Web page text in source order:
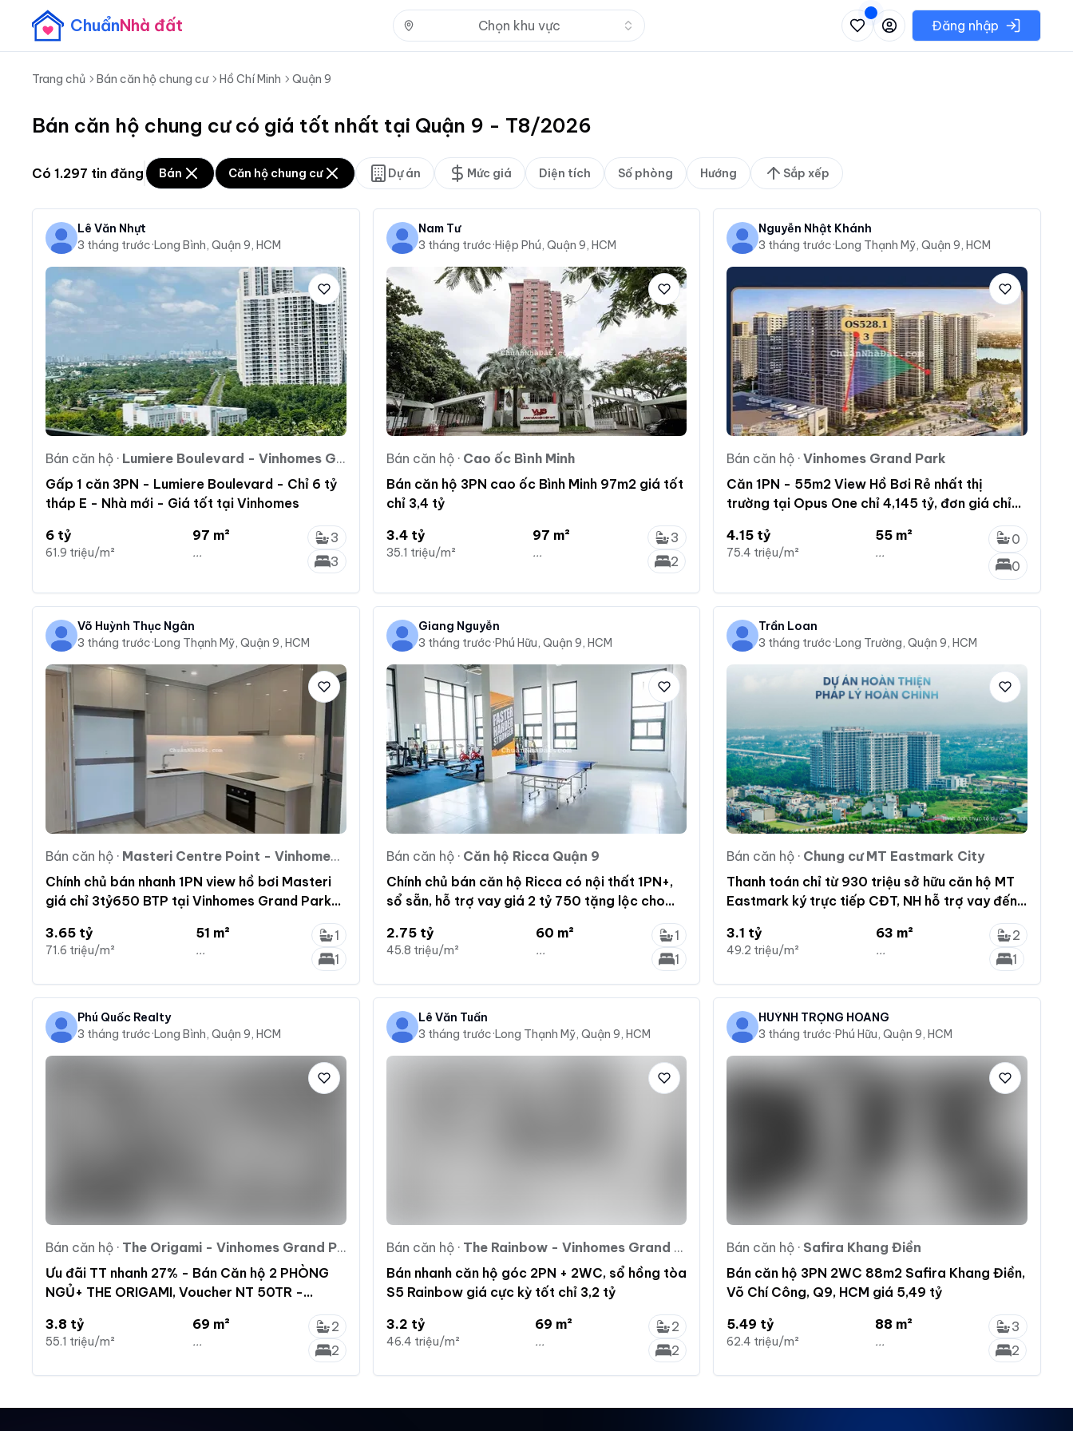
ChuẩnNhà đất Chọn khu vực Nhấn để mở danh sách các khu vực có thể chọnĐăng nhập
Trang chủ Bán căn hộ chung cư Hồ Chí Minh Quận 9
Bán căn hộ chung cư có giá tốt nhất tại Quận 9 - T8/2026
Có 1.297 tin đăng Bán Căn hộ chung cư Dự án Mức giá Diện tích Số phòng Hướng Sắp xếp
Lê Văn Nhựt
3 tháng trước·Long Bình, Quận 9, HCM
Bán căn hộ · Lumiere Boulevard - Vinhomes Grand Park
Gấp 1 căn 3PN - Lumiere Boulevard - Chỉ 6 tỷ
tháp E - Nhà mới - Giá tốt tại Vinhomes
6 tỷ
61.9 triệu/m²
97 m²
...
3
3
Nam Tư
3 tháng trước·Hiệp Phú, Quận 9, HCM
Bán căn hộ· Cao ốc Bình Minh
Bán căn hộ 3PN cao ốc Bình Minh 97m2 giá tốt
chỉ 3,4 tỷ
3.4 tỷ
35.1 triệu/m²
97 m²
...
3
2
Nguyễn Nhật Khánh
3 tháng trước·Long Thạnh Mỹ, Quận 9, HCM
Bán căn hộ ·Vinhomes Grand Park
Căn 1PN - 55m2 View Hồ Bơi Rẻ nhất thị
trường tại Opus One chỉ 4,145 tỷ, đơn giá chỉ
4.15 tỷ
75.4 triệu/m²
55 m²
...
0
0
Võ Huỳnh Thục Ngân
3 tháng trước·Long Thạnh Mỹ, Quận 9, HCM
Bán căn hộ · Masteri Centre Point - Vinhomes Grand Park
Chính chủ bán nhanh 1PN view hồ bơi Masteri
giá chỉ 3tỷ650 BTP tại Vinhomes Grand Park
3.65 tỷ
71.6 triệu/m²
51 m²
...
1
1
Giang Nguyễn
3 tháng trước·Phú Hữu, Quận 9, HCM
Bán căn hộ· Căn hộ Ricca Quận 9
Chính chủ bán căn hộ Ricca có nội thất 1PN+,
sổ sẵn, hỗ trợ vay giá 2 tỷ 750 tặng lộc cho
2.75 tỷ
45.8 triệu/m²
60 m²
...
1
1
Trần Loan
3 tháng trước·Long Trường, Quận 9, HCM
Bán căn hộ · Chung cư MT Eastmark City
Thanh toán chỉ từ 930 triệu sở hữu căn hộ MT
Eastmark ký trực tiếp CĐT, NH hỗ trợ vay đến
3.1 tỷ
49.2 triệu/m²
63 m²
...
2
1
Phú Quốc Realty
3 tháng trước·Long Bình, Quận 9, HCM
Bán căn hộ · The Origami - Vinhomes Grand Park
Ưu đãi TT nhanh 27% - Bán Căn hộ 2 PHÒNG
NGỦ+ THE ORIGAMI, Voucher NT 50TR -
3.8 tỷ
55.1 triệu/m²
69 m²
...
2
2
Lê Văn Tuấn
3 tháng trước·Long Thạnh Mỹ, Quận 9, HCM
Bán căn hộ· The Rainbow - Vinhomes Grand Park
Bán nhanh căn hộ góc 2PN + 2WC, sổ hồng tòa
S5 Rainbow giá cực kỳ tốt chỉ 3,2 tỷ
3.2 tỷ
46.4 triệu/m²
69 m²
...
2
2
HUỲNH TRỌNG HOÀNG
3 tháng trước·Phú Hữu, Quận 9, HCM
Bán căn hộ · Safira Khang Điền
Bán căn hộ 3PN 2WC 88m2 Safira Khang Điền,
Võ Chí Công, Q9, HCM giá 5,49 tỷ
5.49 tỷ
62.4 triệu/m²
88 m²
...
3
2